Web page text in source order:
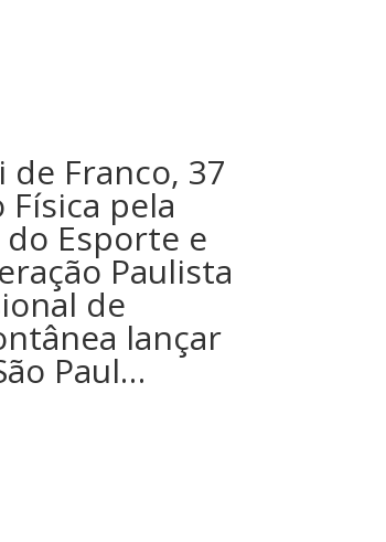
de Franco, 37
pela
Esporte e
Paulista
de
lançar
Paul…